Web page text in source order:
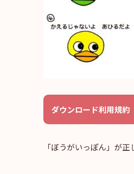
ダウンロード利用規約
「ぼうがいっぽん」が